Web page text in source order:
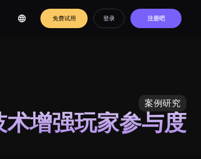
免费试用 登录 注册吧
案例研究
增强玩家参与度